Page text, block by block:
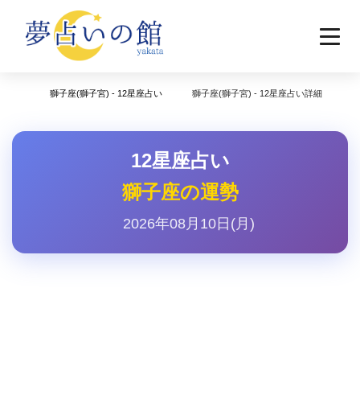
獅子座(獅子宮) - 12星座占い 獅子座(獅子宮) - 12星座占い詳細
12星座占い
獅子座の運勢
2026年08月10日(月)